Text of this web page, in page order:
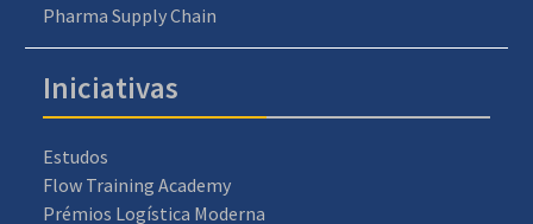
Pharma Supply Chain
Iniciativas
Estudos
Flow Training Academy
Prémios Logística Moderna